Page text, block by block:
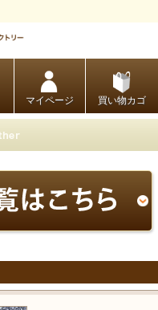
マイページ 買い物カゴ